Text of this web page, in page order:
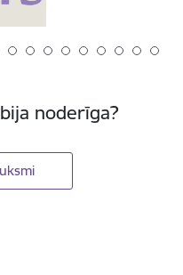
noderīga?